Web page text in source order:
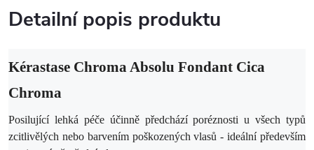
Detailní popis produktu
Kérastase Chroma Absolu Fondant Cica
Chroma
Posilující lehká péče účinně předchází poréznosti u všech typů
zcitlivělých nebo barvením poškozených vlasů - ideální především